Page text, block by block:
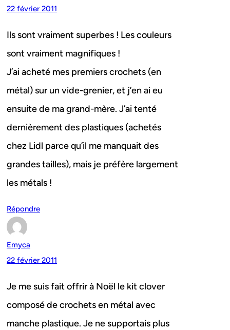
22 février 2011
Ils sont vraiment superbes ! Les couleurs
sont vraiment magnifiques !
J’ai acheté mes premiers crochets (en
métal) sur un vide-grenier, et j’en ai eu
ensuite de ma grand-mère. J’ai tenté
dernièrement des plastiques (achetés
chez Lidl parce qu’il me manquait des
grandes tailles), mais je préfère largement
les métals !
Répondre
Emyca
22 février 2011
Je me suis fait offrir à Noël le kit clover
composé de crochets en métal avec
manche plastique. Je ne supportais plus